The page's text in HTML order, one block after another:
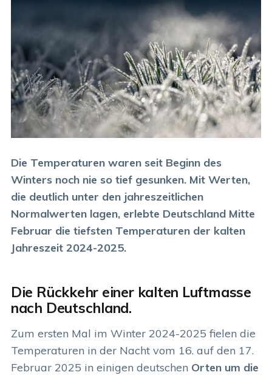
Die Temperaturen waren seit Beginn des
Winters noch nie so tief gesunken. Mit Werten,
die deutlich unter den jahreszeitlichen
Normalwerten lagen, erlebte Deutschland Mitte
Februar die tiefsten Temperaturen der kalten
Jahreszeit 2024-2025.
Die Rückkehr einer kalten Luftmasse
nach Deutschland.
Zum ersten Mal im Winter 2024-2025 fielen die
Temperaturen in der Nacht vom 16. auf den 17.
Februar 2025 in einigen deutschen Orten um die